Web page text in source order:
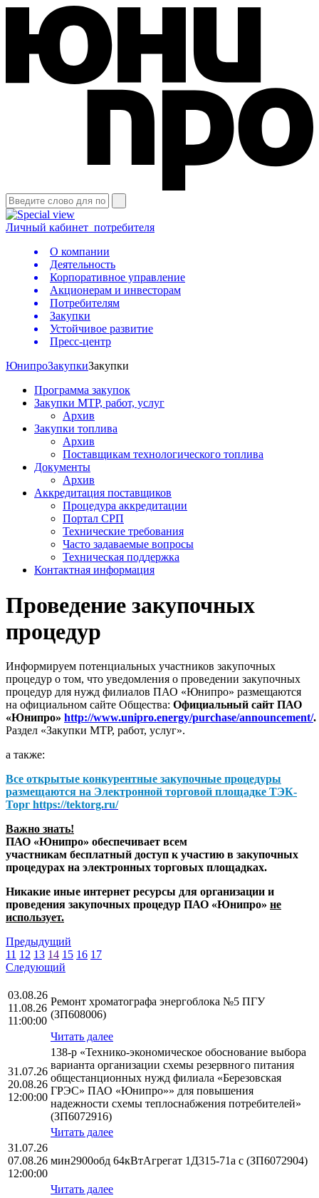
Личный кабинет потребителя
О компании
Деятельность
Корпоративное управление
Акционерам и инвесторам
Потребителям
Закупки
Устойчивое развитие
Пресс-центр
ЮнипроЗакупкиЗакупки
Программа закупок
Закупки МТР, работ, услуг
Архив
Закупки топлива
Архив
Поставщикам технологического топлива
Документы
Архив
Аккредитация поставщиков
Процедура аккредитации
Портал СРП
Технические требования
Часто задаваемые вопросы
Техническая поддержка
Контактная информация
Проведение закупочных
процедур
Информируем потенциальных участников закупочных
процедур о том, что уведомления о проведении закупочных
процедур для нужд филиалов ПАО «Юнипро» размещаются
на официальном сайте Общества: Официальный сайт ПАО
«Юнипро» http://www.unipro.energy/purchase/announcement/.
Раздел «Закупки МТР, работ, услуг».
а также:
Все открытые конкурентные закупочные процедуры
размещаются на Электронной торговой площадке ТЭК-
Торг https://tektorg.ru/
Важно знать!
ПАО «Юнипро» обеспечивает всем
участникам бесплатный доступ к участию в закупочных
процедурах на электронных торговых площадках.
Никакие иные интернет ресурсы для организации и
проведения закупочных процедур ПАО «Юнипро» не
использует.
Предыдущий
11 12 13 14 15 16 17
Следующий
03.08.26
11.08.26
11:00:00
Ремонт хроматографа энергоблока №5 ПГУ
(ЗП608006)
Читать далее
31.07.26
20.08.26
12:00:00
138-р «Технико-экономическое обоснование выбора
варианта организации схемы резервного питания
общестанционных нужд филиала «Березовская
ГРЭС» ПАО «Юнипро»» для повышения
надежности схемы теплоснабжения потребителей»
(ЗП6072916)
Читать далее
31.07.26
07.08.26
12:00:00
мин2900обд 64кВтАгрегат 1Д315-71а с (ЗП6072904)
Читать далее